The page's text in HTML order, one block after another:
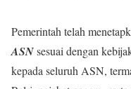
Pemerintah telah
ASNsesuai dengan
kepada seluruh ASN,